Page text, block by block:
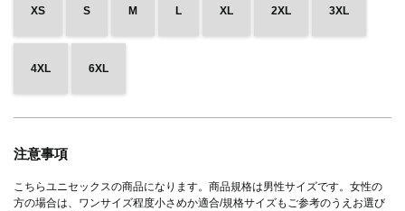
XS S M L XL 2XL 3XL
4XL 6XL
注意事項
こちらユニセックスの商品になります。商品規格は男性サイズです。女性の
方の場合は、ワンサイズ程度小さめか適合/規格サイズもご参考のうえお選び